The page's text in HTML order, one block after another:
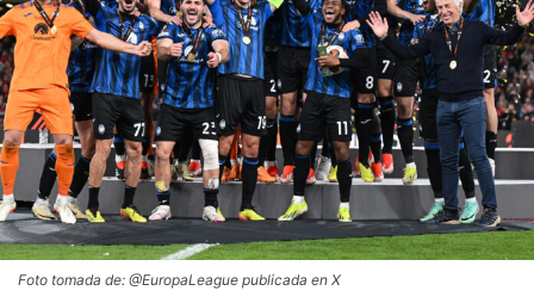
Foto tomada de: @EuropaLeague publicada en X